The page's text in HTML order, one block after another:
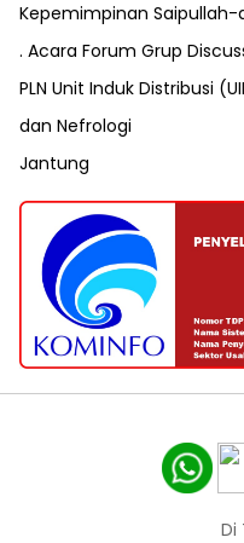
Kepemimpinan Saipullah-
. Acara Forum Grup
PLN Unit Induk Distribusi
dan Nefrologi
Jantung
Di